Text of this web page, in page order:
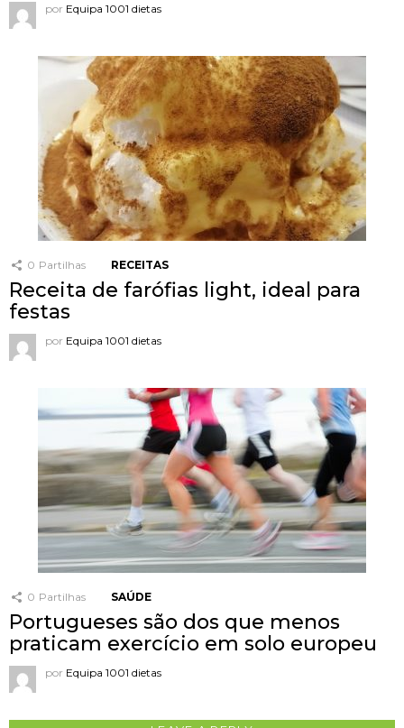
por Equipa 1001 dietas
0 Partilhas RECEITAS
Receita de farófias light, ideal para
festas
por Equipa 1001 dietas
0 Partilhas SAÚDE
Portugueses são dos que menos
praticam exercício em solo europeu
por Equipa 1001 dietas